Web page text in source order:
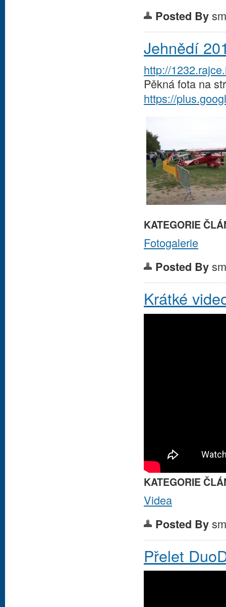
Posted By
Jehnědí
http://
Pěkná fota na
https://
KATEGORIE
Fotogalerie
Posted By
Krátké
KATEGORIE
Videa
Posted By
Přelet